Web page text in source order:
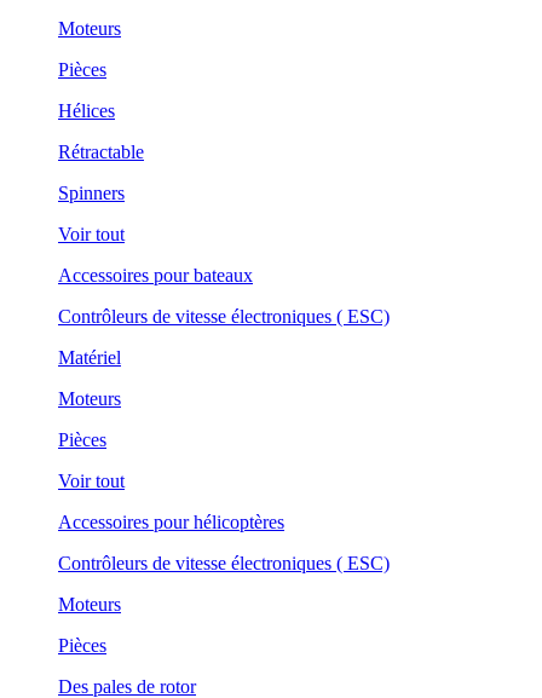
Moteurs
Pièces
Hélices
Rétractable
Spinners
Voir tout
Accessoires pour bateaux
Contrôleurs de vitesse électroniques ( ESC)
Matériel
Moteurs
Pièces
Voir tout
Accessoires pour hélicoptères
Contrôleurs de vitesse électroniques ( ESC)
Moteurs
Pièces
Des pales de rotor